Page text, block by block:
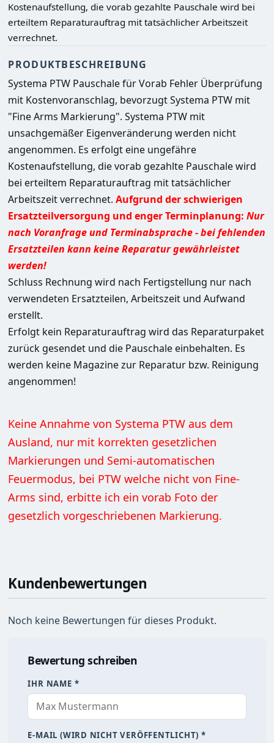
Kostenaufstellung, die vorab gezahlte Pauschale wird bei
erteiltem Reparaturauftrag mit tatsächlicher Arbeitszeit
verrechnet.
PRODUKTBESCHREIBUNG
Systema PTW Pauschale für Vorab Fehler Überprüfung
mit Kostenvoranschlag, bevorzugt Systema PTW mit
"Fine Arms Markierung". Systema PTW mit
unsachgemäßer Eigenveränderung werden nicht
angenommen. Es erfolgt eine ungefähre
Kostenaufstellung, die vorab gezahlte Pauschale wird
bei erteiltem Reparaturauftrag mit tatsächlicher
Arbeitszeit verrechnet. Aufgrund der schwierigen
Ersatzteilversorgung und enger Terminplanung: Nur
nach Voranfrage und Terminabsprache - bei fehlenden
Ersatzteilen kann keine Reparatur gewährleistet
werden!
Schluss Rechnung wird nach Fertigstellung nur nach
verwendeten Ersatzteilen, Arbeitszeit und Aufwand
erstellt.
Erfolgt kein Reparaturauftrag wird das Reparaturpaket
zurück gesendet und die Pauschale einbehalten. Es
werden keine Magazine zur Reparatur bzw. Reinigung
angenommen!
Keine Annahme von Systema PTW aus dem
Ausland, nur mit korrekten gesetzlichen
Markierungen und Semi-automatischen
Feuermodus, bei PTW welche nicht von Fine-
Arms sind, erbitte ich ein vorab Foto der
gesetzlich vorgeschriebenen Markierung.
Kundenbewertungen
Noch keine Bewertungen für dieses Produkt.
Bewertung schreiben
IHR NAME *
E-MAIL (WIRD NICHT VERÖFFENTLICHT) *